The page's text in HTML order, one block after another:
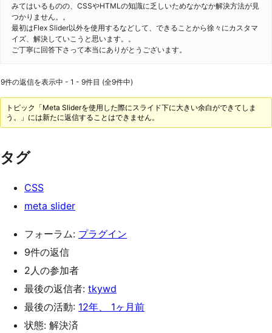
みてはいるものの、CSSやHTMLの知識に乏しいためなかなか解決方法が見
つかりません。。
最初はFlex Slider以外を使用するなどして、できることから徐々にカスタマ
イズ、解決していこうと思います。。
ご丁寧に回答下さって本当にありがとうございます。
9件の返信を表示中 - 1 - 9件目 (全9件中)
トピック「Meta Sliderを使用した際にスライド下に大きい余白ができてしま
う。」には新たに返信することはできません。
タグ
CSS
meta slider
フォーラム: プラグイン
9件の返信
2人の参加者
最後の返信者: tkywd
最後の活動: 12年、 1ヶ月前
状態: 解決済